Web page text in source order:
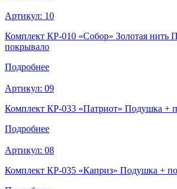
Артикул: 10
Комплект КР-010 «Собор» Золотая нить
покрывало
Подробнее
Артикул: 09
Комплект КР-033 «Патриот» Подушка +
Подробнее
Артикул: 08
Комплект КР-035 «Каприз» Подушка +